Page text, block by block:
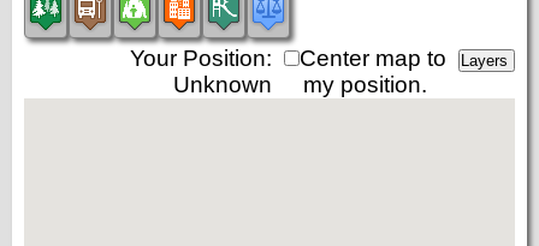
Center map to
my position.
Your Position:
Unknown